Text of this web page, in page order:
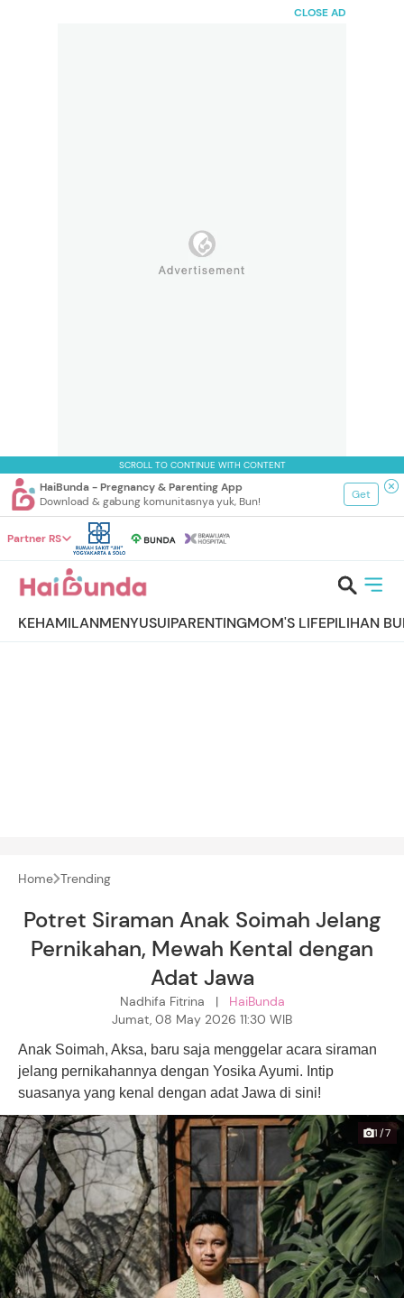
CLOSE AD
SCROLL TO CONTINUE WITH CONTENT
HaiBunda - Pregnancy & Parenting App
Download & gabung komunitasnya yuk, Bun!
Get
Partner RS
KEHAMILANMENYUSUIPARENTINGMOM'S LIFEPILIHAN
Home Trending
Potret Siraman Anak Soimah Jelang
Pernikahan, Mewah Kental dengan
Adat Jawa
Nadhifa Fitrina | HaiBunda
Jumat, 08 May 2026 11:30 WIB
Anak Soimah, Aksa, baru saja menggelar acara siraman
jelang pernikahannya dengan Yosika Ayumi. Intip
suasanya yang kenal dengan adat Jawa di sini!
1/7